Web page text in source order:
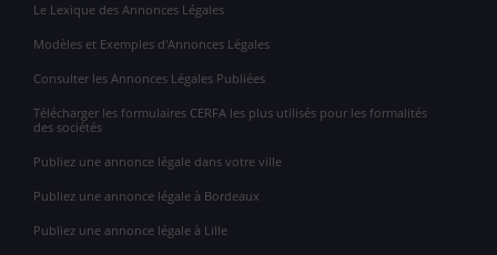
Le Lexique des Annonces Légales
Modèles et Exemples d'Annonces Légales
Consulter les Annonces Légales Publiées
Télécharger les formulaires CERFA les plus utilisés pour les formalités
des sociétés
Publiez une annonce légale dans votre ville
Publiez une annonce légale à Bordeaux
Publiez une annonce légale à Lille